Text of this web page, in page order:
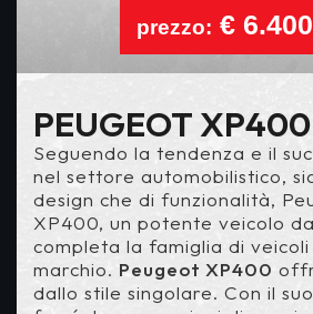
prezzo: €
PEUGEOT
Seguendo la tendenza e il
nel settore automobilistico,
design che di funzionalità,
XP400, un potente veicolo
completa la famiglia di
marchio. Peugeot XP400
dallo stile singolare. Con il